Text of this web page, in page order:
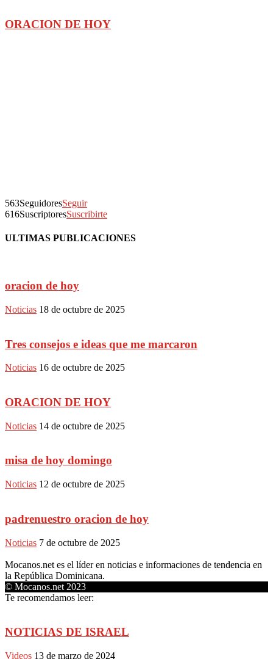
ORACION DE HOY
563SeguidoresSeguir
616SuscriptoresSuscribirte
ULTIMAS PUBLICACIONES
oracion de hoy
Noticias 18 de octubre de 2025
Tres consejos e ideas que me marcaron
Noticias 16 de octubre de 2025
ORACION DE HOY
Noticias 14 de octubre de 2025
misa de hoy domingo
Noticias 12 de octubre de 2025
padrenuestro oracion de hoy
Noticias 7 de octubre de 2025
Mocanos.net es el líder en noticias e informaciones de tendencia en
la República Dominicana.
© Mocanos.net 2023
Te recomendamos leer:
NOTICIAS DE ISRAEL
Videos 13 de marzo de 2024